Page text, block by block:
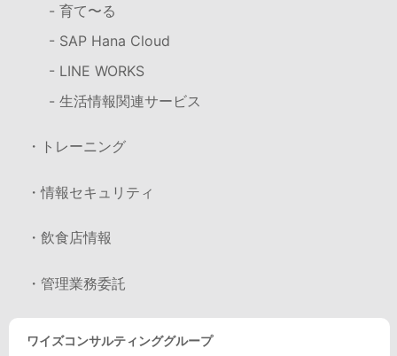
- 育て〜る
- SAP Hana Cloud
- LINE WORKS
- 生活情報関連サービス
・トレーニング
・情報セキュリティ
・飲食店情報
・管理業務委託
ワイズコンサルティンググループ